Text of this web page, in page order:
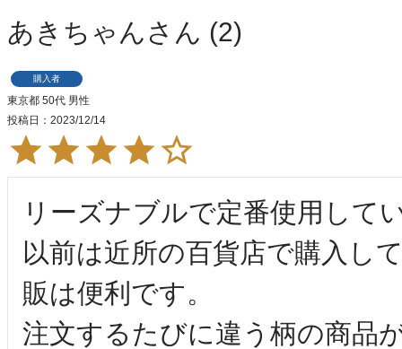
あきちゃん 2
購入者
東京都 50代 男性
投稿日
2023/12/14
リーズナブルで定番使用して
以前は近所の百貨店で購入し
販は便利です。
注文するたびに違う柄の商品